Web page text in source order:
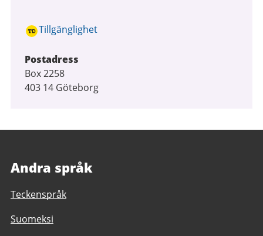
Tillgänglighet
Postadress
Box 2258
403 14 Göteborg
Andra språk
Teckenspråk
Suomeksi